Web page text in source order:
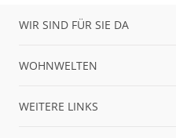
WIR SIND FÜR SIE DA
WOHNWELTEN
WEITERE LINKS